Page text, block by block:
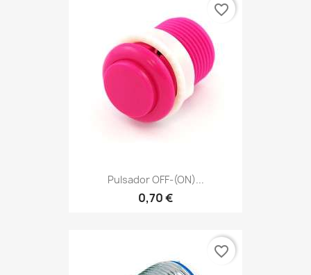
Pulsador OFF-(ON)...
0,70 €
favorite_border
favorite_border